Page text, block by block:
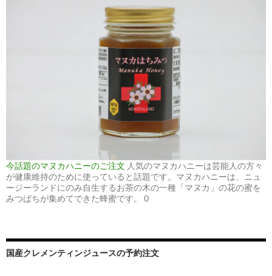
今話題のマヌカハニーのご注文 人気のマヌカハニーは芸能人の方々
が健康維持のために使っていると話題です。マヌカハニーは、ニュ
ージーランドにのみ自生するお茶の木の一種「マヌカ」の花の蜜を
みつばちが集めてできた蜂蜜です。 0
国産クレメンティンジュースの予約注文